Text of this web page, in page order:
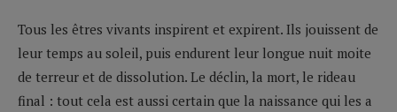
Tous les êtres vivants inspirent et expirent. Ils jouissent de
leur temps au soleil, puis endurent leur longue nuit moite
de terreur et de dissolution. Le déclin, la mort, le rideau
final : tout cela est aussi certain que la naissance qui les a